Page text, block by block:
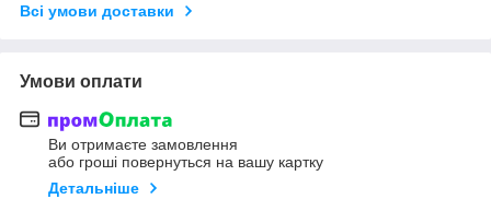
Всі умови доставки
Умови оплати
Ви отримаєте замовлення
або гроші повернуться на вашу картку
Детальніше